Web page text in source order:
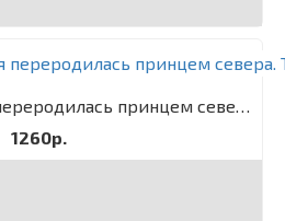
Манхва Однажды я переродилась принцем севера. Том 1
1260р.